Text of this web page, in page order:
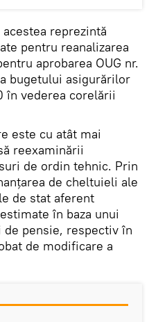
reprezintă
pentru reanalizarea
aprobarea OUG nr.
bugetului asigurărilor
în vederea corelării
este cu atât mai
reexaminării
de ordin tehnic. Prin
de cheltuieli ale
de stat aferent
în baza unui
pensie, respectiv în
de modificare a